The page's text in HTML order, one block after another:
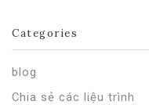
Categories
blog
Chia sẻ các liệu trình